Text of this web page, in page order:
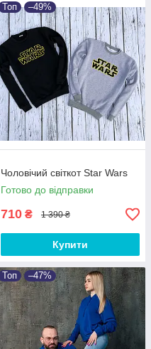
Топ –49%
Чоловічий світкот Star Wars
Готово до відправки
710 ₴ 1 390 ₴
Купити
Топ –47%